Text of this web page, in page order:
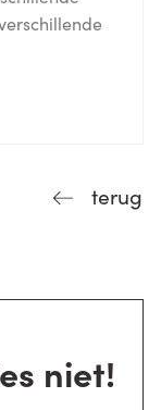
terug
niet!